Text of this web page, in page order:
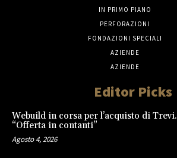
IN PRIMO PIANO
PERFORAZIONI
FONDAZIONI SPECIALI
AZIENDE
AZIENDE
Editor Picks
Webuild in corsa per l’acquisto di Trevi.
“Offerta in contanti”
Agosto 4, 2026